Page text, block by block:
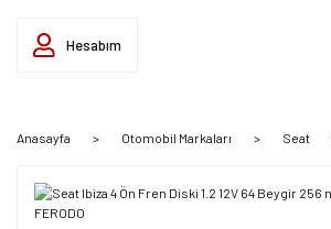
Hesabım
Anasayfa Otomobil Markaları Seat